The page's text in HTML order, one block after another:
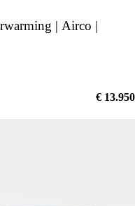
| Airco |
€ 13.950